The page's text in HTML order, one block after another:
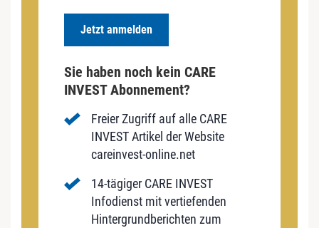
Jetzt anmelden
Sie haben noch kein CARE
INVEST Abonnement?
Freier Zugriff auf alle CARE
INVEST Artikel der Website
careinvest-online.net
14-tägiger CARE INVEST
Infodienst mit vertiefenden
Hintergrundberichten zum